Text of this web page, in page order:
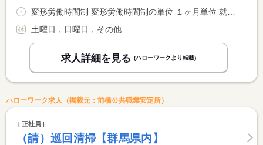
土曜日，日曜日，その他
求人詳細を見る (ハローワークより転載)
ハローワーク求人（掲載元：前橋公共職業安定所）
正社員
（請）巡回清掃【群馬県内】